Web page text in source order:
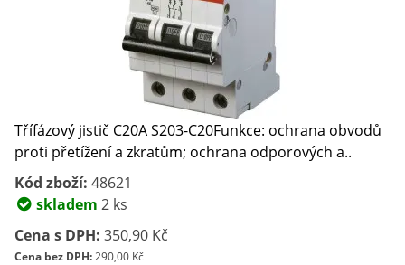
Třífázový jistič C20A S203-C20Funkce: ochrana obvodů
proti přetížení a zkratům; ochrana odporových a..
Kód zboží: 48621
skladem 2 ks
Cena s DPH: 350,90 Kč
Cena bez DPH:290,00 Kč